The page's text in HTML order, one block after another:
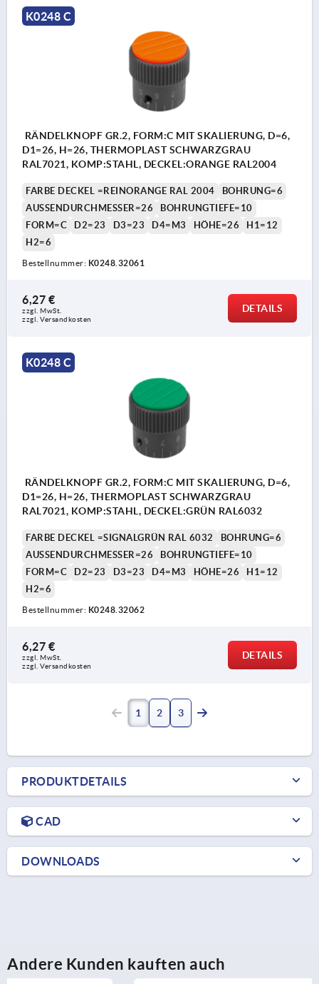
K0248 C
RÄNDELKNOPF GR.2, FORM:C MIT SKALIERUNG, D=6,
D1=26, H=26, THERMOPLAST SCHWARZGRAU
RAL7021, KOMP:STAHL, DECKEL:ORANGE RAL2004
FARBE DECKEL =REINORANGE RAL 2004
BOHRUNG=6
AUSSENDURCHMESSER=26
BOHRUNGTIEFE=10
FORM=C
D2=23 D3=23 D4=M3 HÖHE=26
H1=12
H2=6
Bestellnummer: K0248.32061
6,27 €
zzgl. MwSt.
zzgl. Versandkosten
DETAILS
K0248 C
RÄNDELKNOPF GR.2, FORM:C MIT SKALIERUNG, D=6,
D1=26, H=26, THERMOPLAST SCHWARZGRAU
RAL7021, KOMP:STAHL, DECKEL:GRÜN RAL6032
FARBE DECKEL =SIGNALGRÜN RAL 6032
BOHRUNG=6
AUSSENDURCHMESSER=26
BOHRUNGTIEFE=10
FORM=C
D2=23 D3=23 D4=M3 HÖHE=26
H1=12
H2=6
Bestellnummer: K0248.32062
6,27 €
zzgl. MwSt.
zzgl. Versandkosten
DETAILS
1 2 3
PRODUKTDETAILS
CAD
DOWNLOADS
Andere Kunden kauften auch